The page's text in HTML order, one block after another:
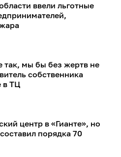
ввели льготные
так, мы бы без жертв не
собственника
в ТЦ
центр в «Гианте», но
порядка 70